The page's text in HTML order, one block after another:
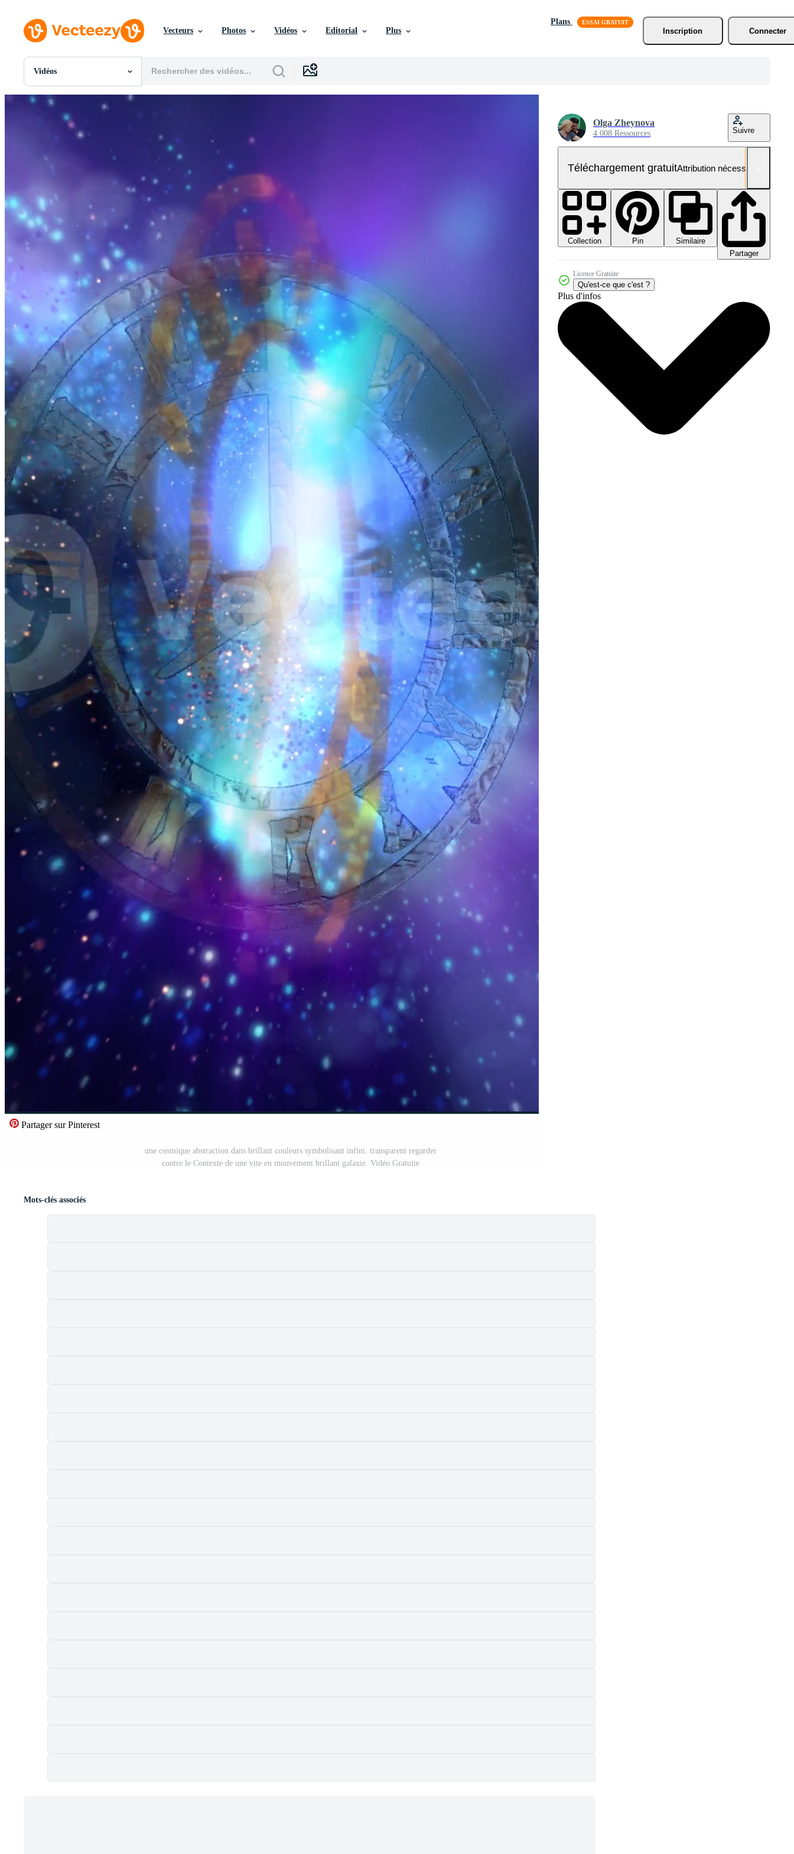
Vecteurs Photos Vidéos Editorial Plus
Plans
Inscription
Connecter
Vidéos
Toutes Images
Photos
PNGs
PSDs
Images Éditoriales
Événements Éditoriaux
Partager sur Pinterest
une cosmique abstraction dans brillant couleurs symbolisant infini. transparent regarder
contre le Contexte de une vite en mouvement brillant galaxie. Vidéo Gratuite
Olga Zheynova
4 008 Ressources Suivre
Téléchargement gratuitAttribution nécessaire
Collection Pin
Similaire
Partager
Licence Gratuite
Qu'est-ce que c'est ?
Plus d'infos
Mots-clés associés